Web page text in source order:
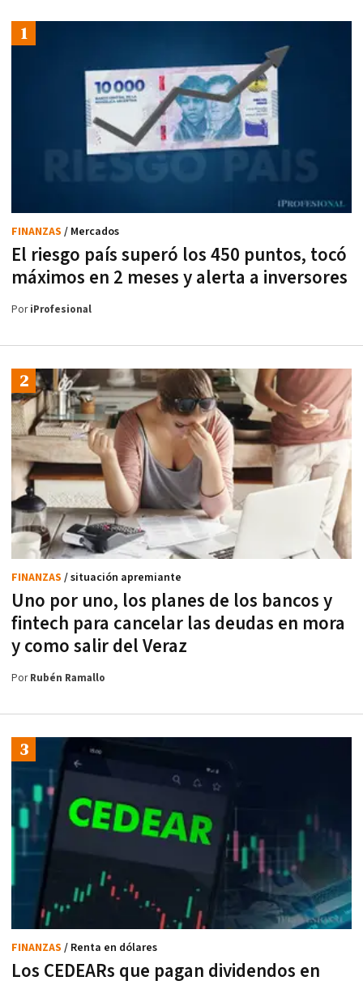
El riesgo país superó los 450 puntos, tocó
máximos en 2 meses y alerta a inversores
FINANZAS / Mercados
PoriProfesional
Uno por uno, los planes de los bancos y
fintech para cancelar las deudas en mora
y como salir del Veraz
FINANZAS / situación apremiante
PorRubén Ramallo
Los CEDEARs que pagan dividendos en
FINANZAS / Renta en dólares